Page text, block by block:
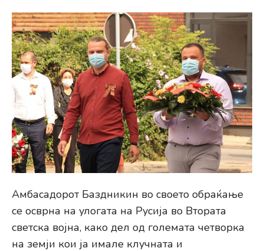
Амбасадорот Баздникин во своето обраќање
се осврна на улогата на Русија во Втората
светска војна, како дел од големата четворка
на земји кои ја имале клучната и